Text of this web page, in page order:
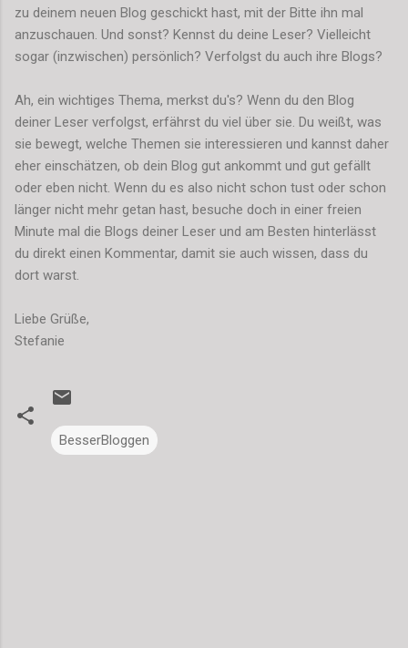
zu deinem neuen Blog geschickt hast, mit der Bitte ihn mal
anzuschauen. Und sonst? Kennst du deine Leser? Vielleicht
sogar (inzwischen) persönlich? Verfolgst du auch ihre Blogs?
Ah, ein wichtiges Thema, merkst du's? Wenn du den Blog
deiner Leser verfolgst, erfährst du viel über sie. Du weißt, was
sie bewegt, welche Themen sie interessieren und kannst daher
eher einschätzen, ob dein Blog gut ankommt und gut gefällt
oder eben nicht. Wenn du es also nicht schon tust oder schon
länger nicht mehr getan hast, besuche doch in einer freien
Minute mal die Blogs deiner Leser und am Besten hinterlässt
du direkt einen Kommentar, damit sie auch wissen, dass du
dort warst.
Liebe Grüße,
Stefanie
BesserBloggen